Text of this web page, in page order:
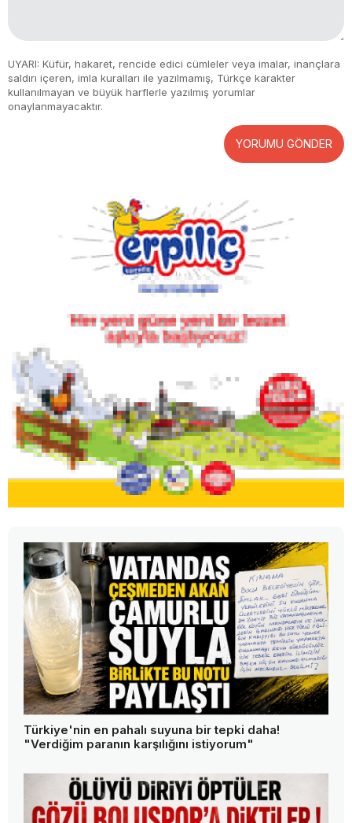
UYARI: Küfür, hakaret, rencide edici cümleler veya imalar, inançlara
saldırı içeren, imla kuralları ile yazılmamış, Türkçe karakter
kullanılmayan ve büyük harflerle yazılmış yorumlar
onaylanmayacaktır.
YORUMU GÖNDER
Türkiye'nin en pahalı suyuna bir tepki daha!
"Verdiğim paranın karşılığını istiyorum"